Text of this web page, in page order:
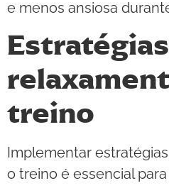
e menos ansiosa
treino
Implementar
o treino é essencial